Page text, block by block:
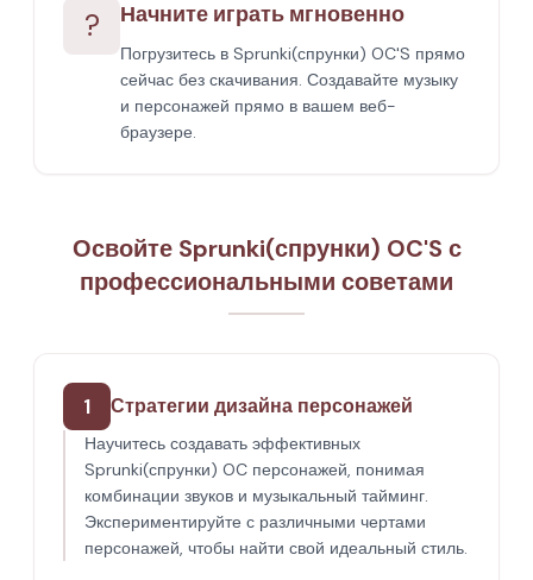
? Начните играть мгновенно
Погрузитесь в Sprunki(спрунки) OC'S прямо
сейчас без скачивания. Создавайте музыку
и персонажей прямо в вашем веб-
браузере.
Освойте Sprunki(спрунки) OC'S с
профессиональными советами
1 Стратегии дизайна персонажей
Научитесь создавать эффективных
Sprunki(спрунки) OC персонажей, понимая
комбинации звуков и музыкальный тайминг.
Экспериментируйте с различными чертами
персонажей, чтобы найти свой идеальный стиль.